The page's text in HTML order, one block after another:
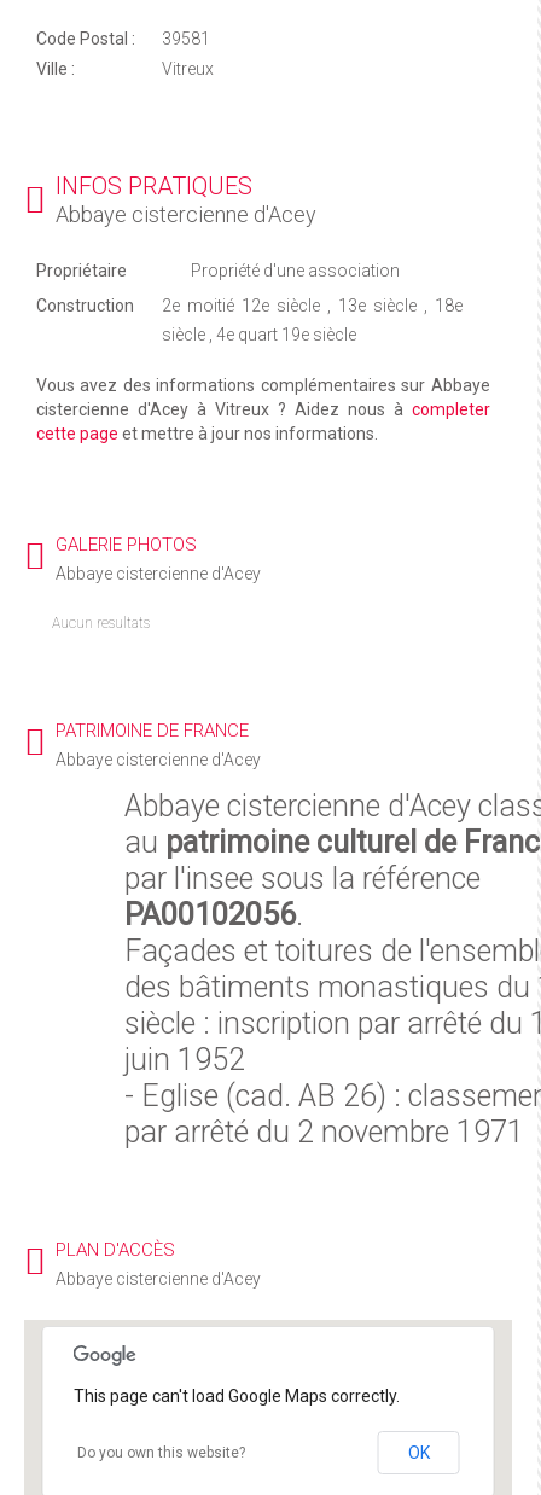
Code Postal :
39581
Ville :
Vitreux
INFOS PRATIQUES
Abbaye cistercienne d'Acey
Propriétaire
Propriété d'une association
Construction
2e moitié 12e siècle , 13e siècle , 18e
siècle , 4e quart 19e siècle
Vous avez des informations complémentaires sur Abbaye
cistercienne d'Acey à Vitreux ? Aidez nous à completer
cette page et mettre à jour nos informations.
GALERIE PHOTOS
Abbaye cistercienne d'Acey
Aucun resultats
PATRIMOINE DE FRANCE
Abbaye cistercienne d'Acey
Abbaye cistercienne d'Acey
au patrimoine culturel de
par l'insee sous la référence
PA00102056.
Façades et toitures de
des bâtiments monastiques du
siècle : inscription par arrêté du
juin 1952
- Eglise (cad. AB 26) :
par arrêté du 2 novembre 1971
PLAN D'ACCÈS
Abbaye cistercienne d'Acey
This page can't load Google Maps correctly.
Do you own this website? OK